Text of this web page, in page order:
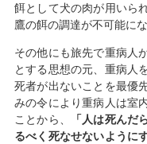
餌として犬の肉が用いら
鷹の餌の調達が不可能にな
その他にも旅先で重病人
とする思想の元、重病人
死者が出ないことを最優
みの令により重病人は室
ことから、
「人は死んだ
るべく死なせないように